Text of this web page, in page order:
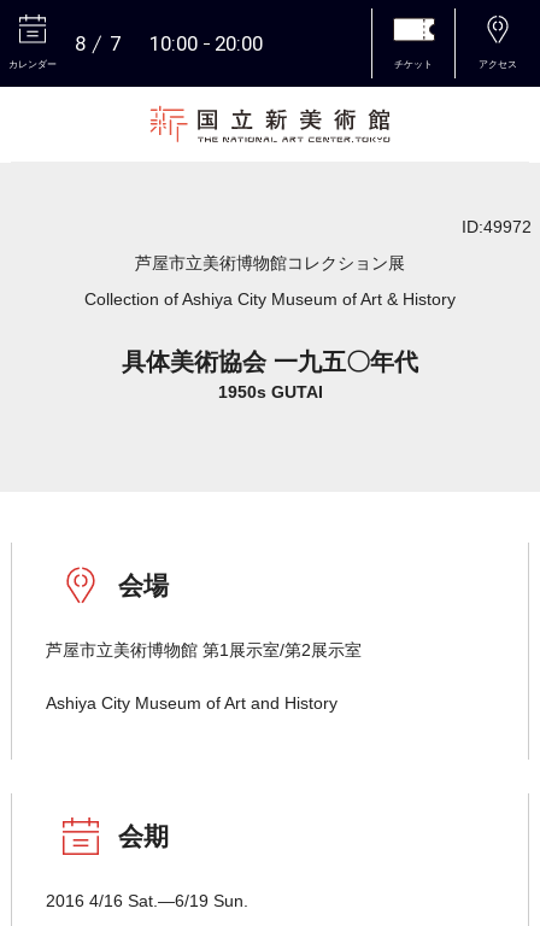
カレンダー
8 7 10:00 20:00
チケット アクセス
ID:49972
芦屋市立美術博物館コレクション展
Collection of Ashiya City Museum of Art & History
具体美術協会 一九五〇年代
1950s GUTAI
会場
芦屋市立美術博物館 第1展示室/第2展示室
Ashiya City Museum of Art and History
会期
2016 4/16 Sat.―6/19 Sun.